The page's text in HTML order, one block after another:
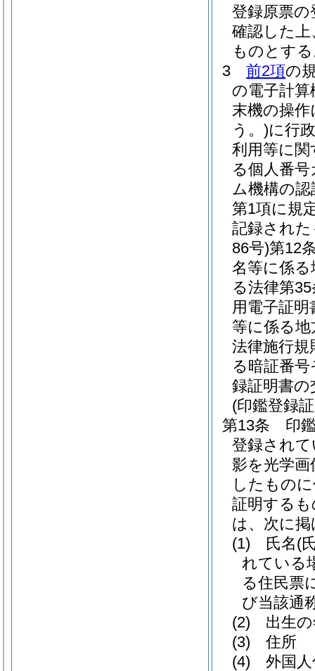
登録原票
確認した
ものとす
3
前2項の
の電子計
末機の操
う。)に行
利用等に関
る個人番
ム機構の
第1項に規
記録され
86号)第12
名等に係
る法律第
用電子証
等に係る
法律施行規
る暗証番
録証明書
(印鑑登録
第13条
印
登録され
影を光学
したもの
証明する
は、次に
(1)
氏名(
れている
る住民票
び当該通
(2)
出生
(3)
住所
(4)
外国